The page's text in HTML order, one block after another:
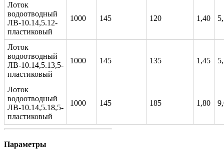
Лоток
водоотводный
ЛВ-10.14,5.12-
пластиковый
1000 145 120 1,40
Лоток
водоотводный
ЛВ-10.14,5.13,5-
пластиковый
1000 145 135 1,45
Лоток
водоотводный
ЛВ-10.14,5.18,5-
пластиковый
1000 145 185 1,80
Параметры